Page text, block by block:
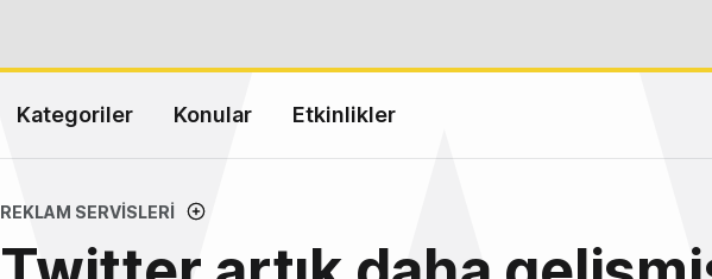
Kategoriler Konular Etkinlikler
REKLAM SERVISLERI